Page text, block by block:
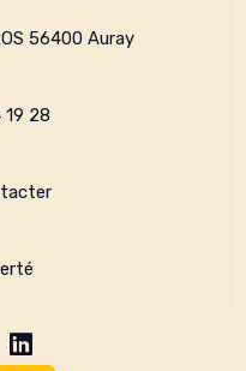
56400 Auray
19 28